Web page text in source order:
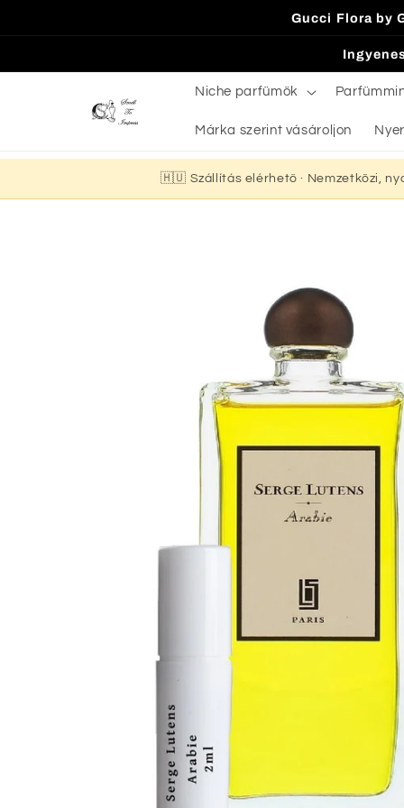
Gucci Flora by
Niche parfümök
Márka szerint vásároljon
🇭🇺 Szállítás elérhető · Nemzetközi,